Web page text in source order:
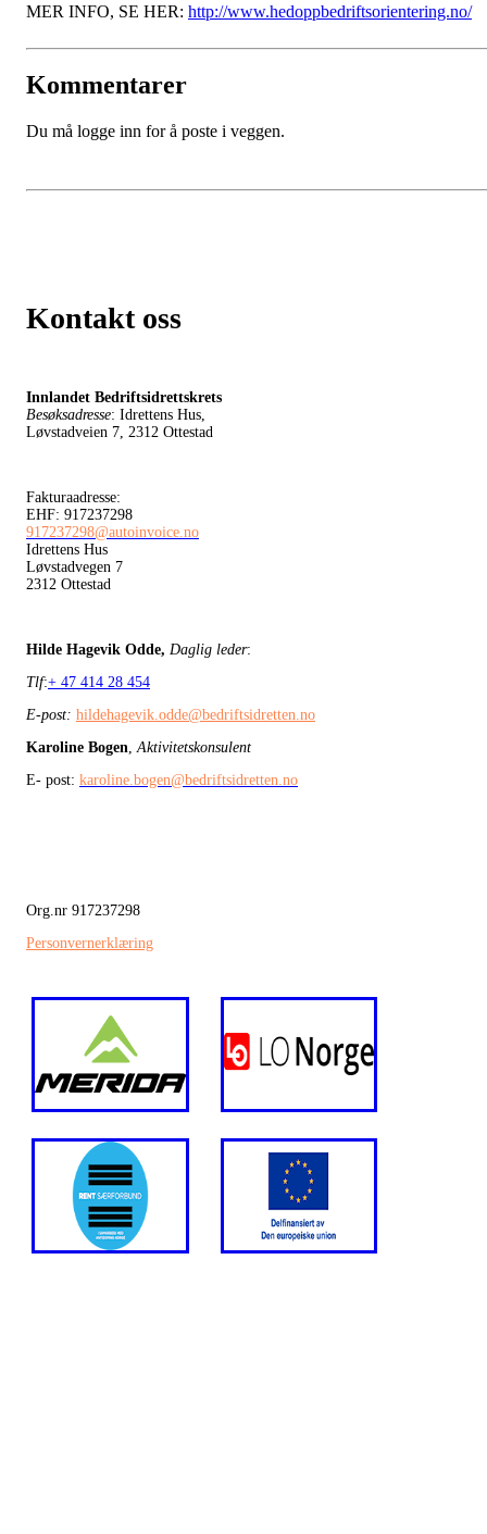
MER INFO, SE HER: http://www.hedoppbedriftsorientering.no/
Kommentarer
Du må logge inn for å poste i veggen.
Kontakt oss
Innlandet Bedriftsidrettskrets
Besøksadresse: Idrettens Hus,
Løvstadveien 7, 2312 Ottestad
Fakturaadresse:
EHF: 917237298
917237298@autoinvoice.no
Idrettens Hus
Løvstadvegen 7
2312 Ottestad
Hilde Hagevik Odde, Daglig leder:
Tlf:+ 47 414 28 454
E-post: hildehagevik.odde@bedriftsidretten.no
Karoline Bogen Aktivitetskonsulent
E- post: karoline.bogen@bedriftsidretten.no
Org.nr 917237298
Personvernerklæring